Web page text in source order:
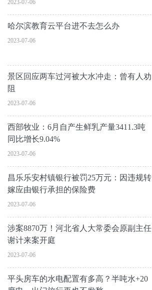
2023-07-06
哈尔滨教育云平台进不去怎么办
2023-07-06
景区回应两车过河被大水冲走：曾有人劝
阻
2023-07-06
西部牧业：6月自产生鲜乳产量3411.3吨
同比增长9.04%
2023-07-06
昌乐乐安村镇银行被罚25万元：因违规转
嫁应由银行承担的保险费
2023-07-06
涉案8870万！河北省人大常委会原副主任
谢计来案开庭
2023-07-06
平头房车的水电配置有多高？半吨水+20